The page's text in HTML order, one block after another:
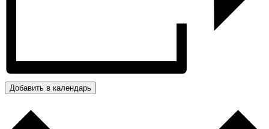
Добавить в календарь